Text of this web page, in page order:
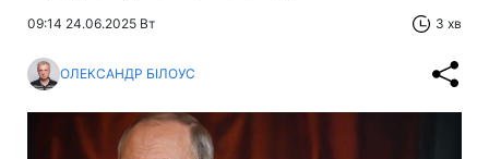
09:14 24.06.2025 Вт 3 хв
ОЛЕКСАНДР БІЛОУС